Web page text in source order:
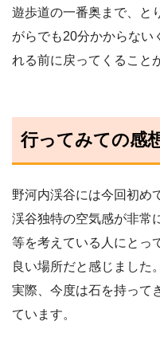
遊歩道の一番奥まで、と
がらでも20分かからない
れる前に戻ってくること
行ってみての感
野河内渓谷には今回初め
渓谷独特の空気感が非常
等を考えている人にとっ
良い場所だと感じました。
実際、今度は石を持って
ています。